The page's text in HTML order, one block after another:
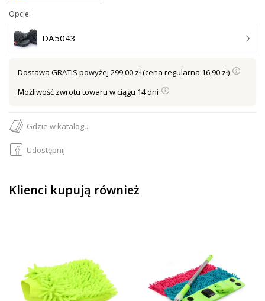
Opcje:
DA5043
Dostawa GRATIS powyżej 299,00 zł(cena regularna 16,90 zł)
Możliwość zwrotu towaru w ciągu 14 dni
Gdzie w katalogu
Udostępnij
Klienci kupują również